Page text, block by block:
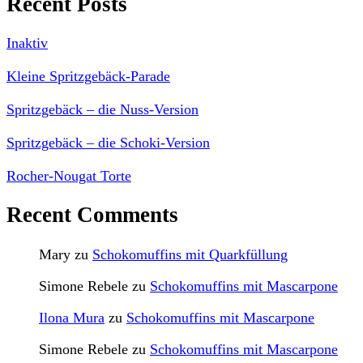
Inaktiv
Kleine Spritzgebäck-Parade
Spritzgebäck – die Nuss-Version
Spritzgebäck – die Schoki-Version
Rocher-Nougat Torte
Recent Comments
Mary zu Schokomuffins mit Quarkfüllung
Simone Rebele zu Schokomuffins mit Mascarpone
Ilona Mura zu Schokomuffins mit Mascarpone
Simone Rebele zu Schokomuffins mit Mascarpone